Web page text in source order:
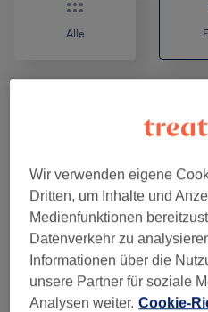
Alle
Haarverdichtung (1 )
Haarglättung ( 7)
HAIR-BOOST [Upgrade] (8 )
Wir verwenden eigene
Dritten, um Inhalte und
Medienfunktionen
Datenverkehr zu
Informationen über die
unsere Partner für soziale
Analysen weiter. Cookie-